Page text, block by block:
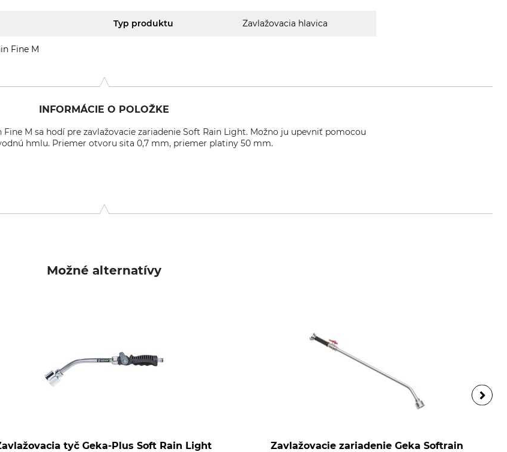
Typ produktu Zavlažovacia hlavica
Fine M
INFORMÁCIE O POLOŽKE
Fine M sa hodí pre zavlažovacie zariadenie Soft Rain Light. Možno ju upevniť pomocou
hmlu. Priemer otvoru sita 0,7 mm, priemer platiny 50 mm.
Možné alternatívy
tyč Geka-Plus Soft Rain Light Zavlažovacie zariadenie Geka Softrain